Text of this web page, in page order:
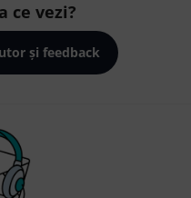
ce vezi?
și feedback